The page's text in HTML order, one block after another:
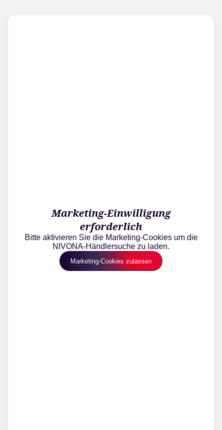
Marketing-Einwilligung
erforderlich
Bitte aktivieren Sie die Marketing-Cookies um die
NIVONA-Händlersuche zu laden.
Marketing-Cookies zulassen